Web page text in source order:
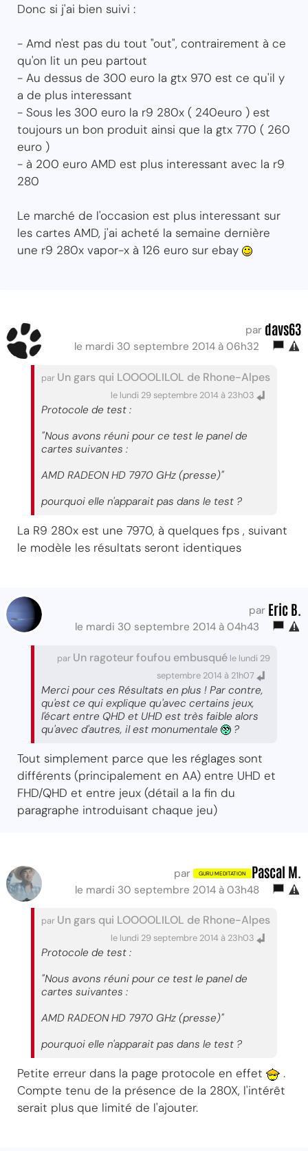
Donc si j'ai bien suivi :
- Amd n'est pas du tout "out", contrairement à ce
qu'on lit un peu partout
- Au dessus de 300 euro la gtx 970 est ce qu'il y
a de plus interessant
- Sous les 300 euro la r9 280x ( 240euro ) est
toujours un bon produit ainsi que la gtx 770 ( 260
euro )
- à 200 euro AMD est plus interessant avec la r9
280
Le marché de l'occasion est plus interessant sur
les cartes AMD, j'ai acheté la semaine dernière
une r9 280x vapor-x à 126 euro sur ebay
par davs63
le mardi 30 septembre 2014 à 06h32
par Un gars qui LOOOOLILOL de Rhone-Alpes
le lundi 29 septembre 2014 à 23h03
Protocole de test :
"Nous avons réuni pour ce test le panel de
cartes suivantes :
AMD RADEON HD 7970 GHz (presse)"
pourquoi elle n'apparait pas dans le test ?
La R9 280x est une 7970, à quelques fps , suivant
le modèle les résultats seront identiques
par Eric B.
le mardi 30 septembre 2014 à 04h43
par Un ragoteur foufou embusqué le lundi 29
septembre 2014 à 21h07
Merci pour ces Résultats en plus ! Par contre,
qu'est ce qui explique qu'avec certains jeux,
l'écart entre QHD et UHD est très faible alors
qu'avec d'autres, il est monumentale
?
Tout simplement parce que les réglages sont
différents (principalement en AA) entre UHD et
FHD/QHD et entre jeux (détail a la fin du
paragraphe introduisant chaque jeu)
par Pascal M.
le mardi 30 septembre 2014 à 03h48
par Un gars qui LOOOOLILOL de Rhone-Alpes
le lundi 29 septembre 2014 à 23h03
Protocole de test :
"Nous avons réuni pour ce test le panel de
cartes suivantes :
AMD RADEON HD 7970 GHz (presse)"
pourquoi elle n'apparait pas dans le test ?
Petite erreur dans la page protocole en effet
.
Compte tenu de la présence de la 280X, l'intérêt
serait plus que limité de l'ajouter.